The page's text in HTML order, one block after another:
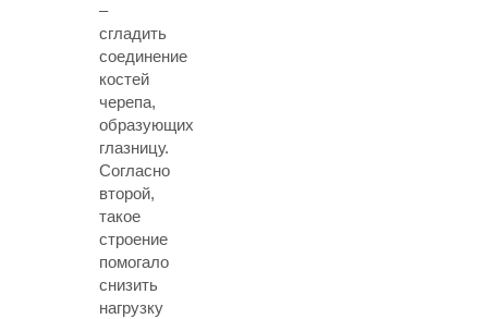
–
сгладить
соединение
костей
черепа,
образующих
глазницу.
Согласно
второй,
такое
строение
помогало
снизить
нагрузку